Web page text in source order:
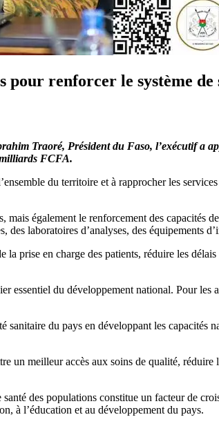
renforcer le système de
Traoré, Président du Faso, l’exécutif a
FCFA.
du territoire et à rapprocher les
également le renforcement des capacités
laboratoires d’analyses, des équipements
prise en charge des patients, réduire les
essentiel du développement national. Pour les
du pays en développant les capacités
un meilleur accès aux soins de qualité,
des populations constitue un facteur de
à l’éducation et au développement du pays.